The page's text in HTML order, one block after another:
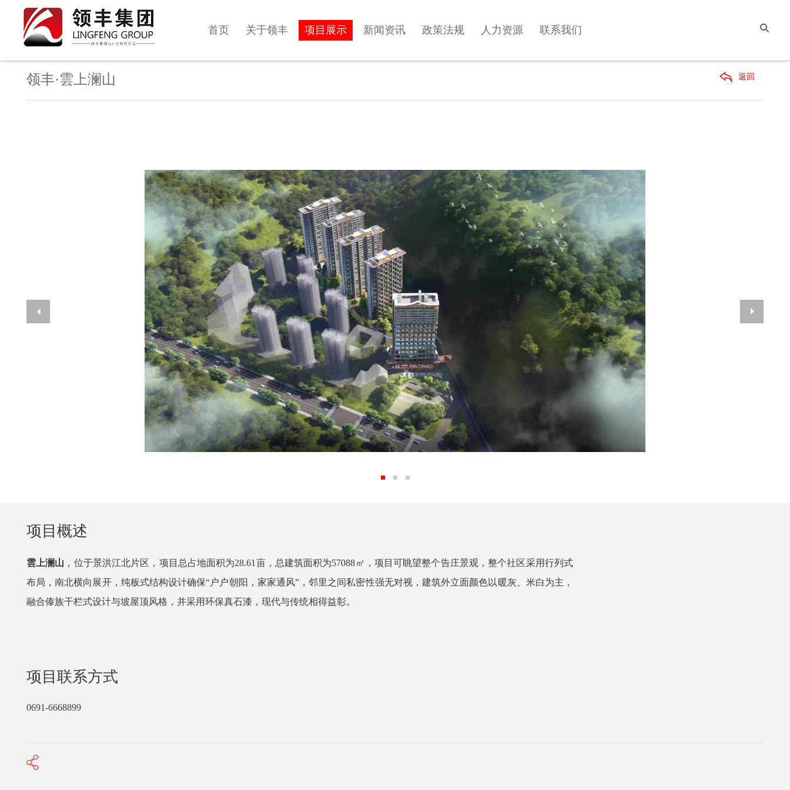
首页 关于领丰 项目展示 新闻资讯 政策法规 人力资源 联系我们
领丰·雲上澜山 返回
项目概述
雲上澜山 ，位于景洪江北片区，项目总占地面积为28.61亩，总建筑面积为57088㎡，项目可眺望整个告庄景观，整个社区采用行列式
布局，南北横向展开，纯板式结构设计确保“户户朝阳，家家通风”，邻里之间私密性强无对视，建筑外立面颜色以暖灰、米白为主，
融合傣族干栏式设计与坡屋顶风格，并采用环保真石漆，现代与传统相得益彰。
项目联系方式
0691-6668899